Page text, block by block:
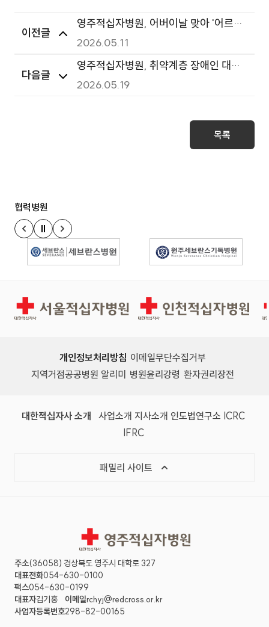
이전글
영주적십자병원, 어버이날 맞아 '어르신
섬김 행사' 개최
2026.05.11
다음글
영주적십자병원, 취약계층 장애인 대상
예방접종 지원사업 실시
2026.05.19
목록
협력병원
이전 슬라이드
정지
다음 슬라이드
경인권역재활병원 인천적십자병원
개인정보처리방침 이메일무단수집거부
지역거점공공병원 알리미
병원윤리강령 환자권리장전
대한적십자사 소개 사업소개 지사소개 인도법연구소 ICRC
IFRC
패밀리 사이트
영주적십자병원
주소(36058) 경상북도 영주시 대학로 327
대표전화054-630-0100
팩스054-630-0199
대표자김기홍 이메일rchyj@redcross.or.kr
사업자등록번호298-82-00165